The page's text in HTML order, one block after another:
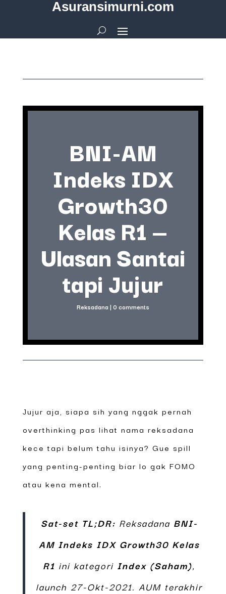
Asuransimurni.com
BNI-AM
Indeks IDX
Growth30
Kelas R1 —
Ulasan Santai
tapi Jujur
Reksadana | 0 comments
Jujur aja, siapa sih yang nggak pernah
overthinking pas lihat nama reksadana
kece tapi belum tahu isinya? Gue spill
yang penting-penting biar lo gak FOMO
atau kena mental.
Sat-set TL;DR: Reksadana BNI-
AM Indeks IDX Growth30 Kelas
R1 ini kategori Index (Saham),
launch 27-Okt-2021. AUM terakhir